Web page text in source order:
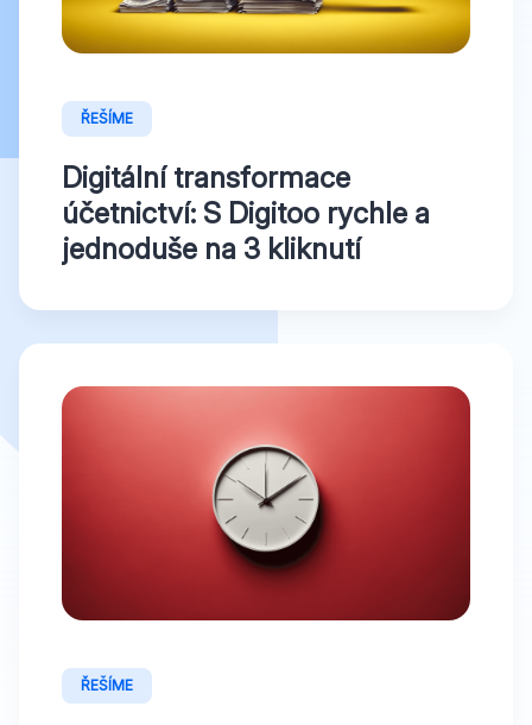
ŘEŠÍME
Digitální transformace
účetnictví: S Digitoo rychle a
jednoduše na 3 kliknutí
ŘEŠÍME